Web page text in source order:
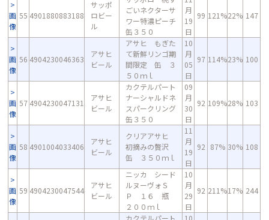
画
像
55 4901880883188
サッポ
ロビー
ル
ごいネクターサ
ワー特濃ピーチ
缶３５０
月
19
日
99 121%22% 147
画
像
56 4904230046363
アサヒ
ビール
アサヒ もぎた
て新鮮リンゴ期
間限定 缶 ３
５０ｍｌ
10
月
05
日
97 114%23% 100
画
像
57 4904230047131
アサヒ
ビール
カクテルパート
ナーシャルドネ
スパークリング
缶３５０
09
月
30
日
92 109%28% 103
画
像
58 4901004033406
アサヒ
ビール
クリアアサヒ
初摘みの贅沢
缶 ３５０ｍｌ
11
月
19
日
92 87% 30% 108
画
像
59 4904230047544
アサヒ
ビール
ニッカ シード
ルヌーヴォＳ
Ｐ １６ 瓶
２００ｍｌ
10
月
29
日
92 211%17% 244
カクテルパート
10